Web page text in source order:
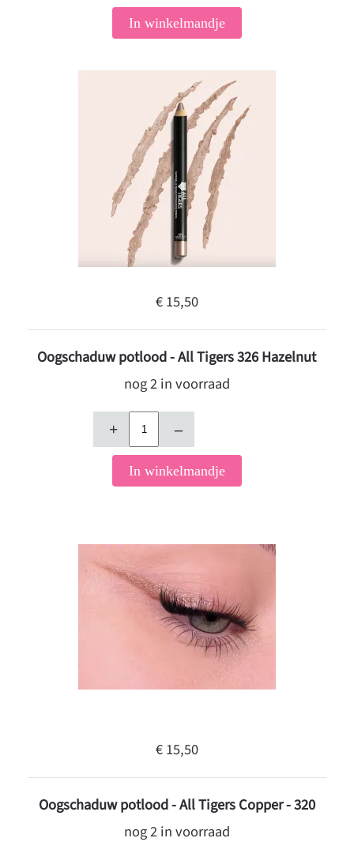
In winkelmandje
€ 15,50
Oogschaduw potlood - All Tigers 326 Hazelnut
nog 2 in voorraad
+ –
In winkelmandje
€ 15,50
Oogschaduw potlood - All Tigers Copper - 320
nog 2 in voorraad